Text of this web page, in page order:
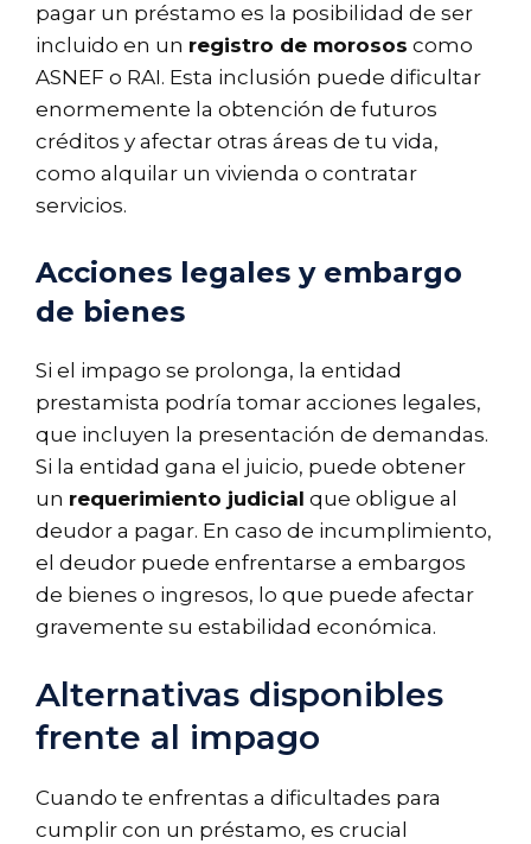
pagar un préstamo es la posibilidad de ser
incluido en un registro de morosos como
ASNEF o RAI. Esta inclusión puede dificultar
enormemente la obtención de futuros
créditos y afectar otras áreas de tu vida,
como alquilar un vivienda o contratar
servicios.
Acciones legales y embargo
de bienes
Si el impago se prolonga, la entidad
prestamista podría tomar acciones legales,
que incluyen la presentación de demandas.
Si la entidad gana el juicio, puede obtener
un requerimiento judicial que obligue al
deudor a pagar. En caso de incumplimiento,
el deudor puede enfrentarse a embargos
de bienes o ingresos, lo que puede afectar
gravemente su estabilidad económica.
Alternativas disponibles
frente al impago
Cuando te enfrentas a dificultades para
cumplir con un préstamo, es crucial